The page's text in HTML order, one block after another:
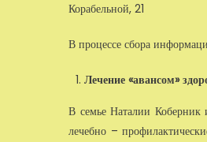
Корабельной, 21
В процессе сбора
Лечение «авансом»
В семье Наталии
лечебно –